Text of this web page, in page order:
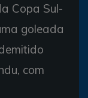
Copa Sul-
goleada
com